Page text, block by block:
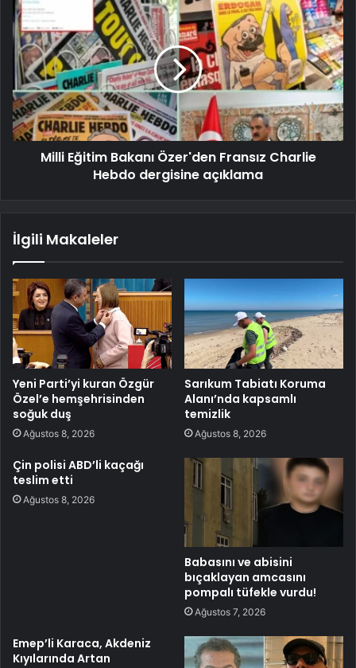
Milli Eğitim Bakanı Özer'den Fransız Charlie
Hebdo dergisine açıklama
İlgili Makaleler
Yeni Parti’yi kuran Özgür
Özel’e hemşehrisinden
soğuk duş
Ağustos 8, 2026
Sarıkum Tabiatı Koruma
Alanı’nda kapsamlı
temizlik
Ağustos 8, 2026
Çin polisi ABD’li kaçağı
teslim etti
Ağustos 8, 2026
Babasını ve abisini
bıçaklayan amcasını
pompalı tüfekle vurdu!
Ağustos 7, 2026
Emep’li Karaca, Akdeniz
Kıyılarında Artan